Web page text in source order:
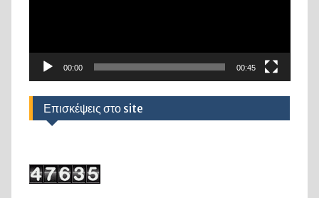
00:00 00:45
Επισκέψεις στο site